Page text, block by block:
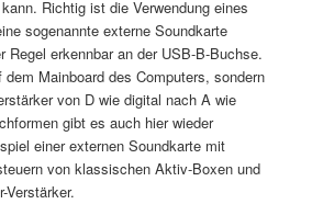
Richtig ist die Verwendung eines
sogenannte externe Soundkarte
Regel erkennbar an der USB-B-Buchse.
Mainboard des Computers, sondern
von D wie digital nach A wie
gibt es auch hier wieder
einer externen Soundkarte mit
von klassischen Aktiv-Boxen und
Verstärker.